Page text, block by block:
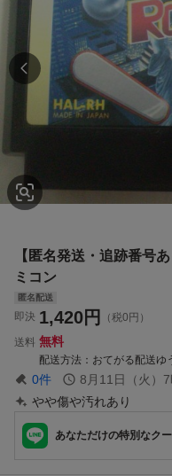
【匿名発送・追跡番号
ミコン
匿名配送
即決 1,420円
（税0円）
送料 無料
配送方法 おてがる配送ゆ
0件 8月11日（火）
やや傷や汚れあり
あなただけの特別なク